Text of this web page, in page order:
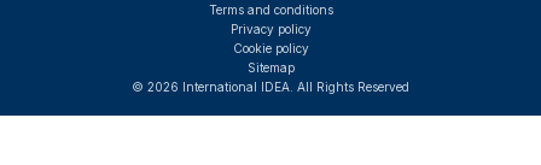
© 2026 International IDEA. All Rights Reserved
Terms and conditions
Privacy policy
Cookie policy
Sitemap